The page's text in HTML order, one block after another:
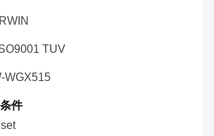
TUV
WGX515
件